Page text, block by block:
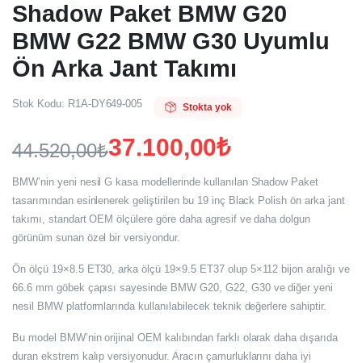
Shadow Paket BMW G20
BMW G22 BMW G30 Uyumlu
Ön Arka Jant Takımı
Stok Kodu: R1A-DY649-005 Stokta yok
44.520,00₺
Orijinal
fiyat:
44.520,00₺.
37.100,00₺
Şu
andaki
fiyat:
37.100,00₺.
BMW’nin yeni nesil G kasa modellerinde kullanılan Shadow Paket
tasarımından esinlenerek geliştirilen bu 19 inç Black Polish ön arka jant
takımı, standart OEM ölçülere göre daha agresif ve daha dolgun
görünüm sunan özel bir versiyondur.
Ön ölçü 19×8.5 ET30, arka ölçü 19×9.5 ET37 olup 5×112 bijon aralığı ve
66.6 mm göbek çapısı sayesinde BMW G20, G22, G30 ve diğer yeni
nesil BMW platformlarında kullanılabilecek teknik değerlere sahiptir.
Bu model BMW’nin orijinal OEM kalıbından farklı olarak daha dışarıda
duran ekstrem kalıp versiyonudur. Aracın çamurluklarını daha iyi